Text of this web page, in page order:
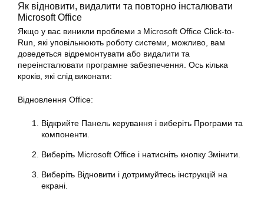
Як відновити, видалити та повторно інсталювати
MicrosoftOffice
Якщо у вас виникли проблеми з Microsoft Office Click-to-
Run, які уповільнюють роботу системи, можливо, вам
доведеться відремонтувати або видалити та
переінсталювати програмне забезпечення. Ось кілька
кроків, які слід виконати:
Відновлення Office:
Відкрийте Панель керування і виберіть Програми та
компоненти.
Виберіть Microsoft Office і натисніть кнопку Змінити.
Виберіть Відновити і дотримуйтесь інструкцій на
екрані.